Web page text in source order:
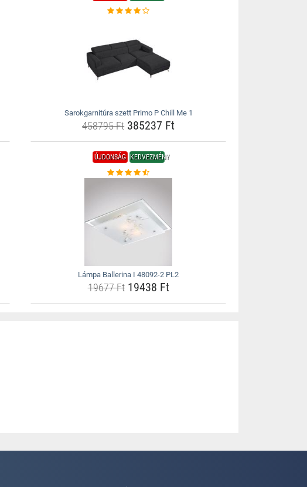
Sarokgarnitúra szett Primo P Chill Me 1
458795 Ft 385237 Ft
ÚJDONSÁG KEDVEZMÉNY
Lámpa Ballerina I 48092-2 PL2
19677 Ft19438 Ft